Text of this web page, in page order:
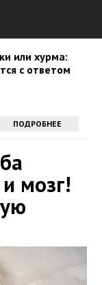
или хурма:
с ответом
ПОДРОБНЕЕ
мозг!